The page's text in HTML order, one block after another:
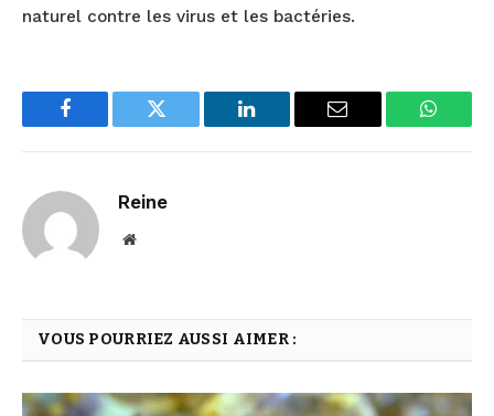
naturel contre les virus et les bactéries.
Facebook Twitter LinkedIn Email
Reine
Website
VOUS POURRIEZ AUSSI AIMER :